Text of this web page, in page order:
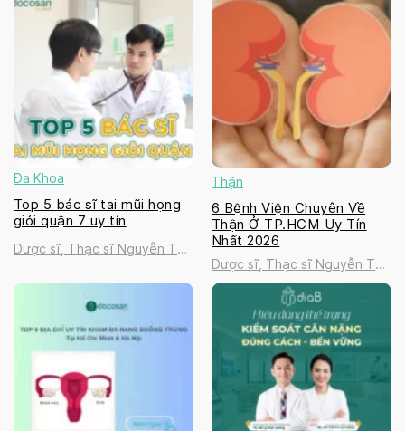
Đa Khoa
Top 5 bác sĩ tai mũi họng
giỏi quận 7 uy tín
Dược sĩ, Thạc sĩ Nguyễn Thị
Thận
6 Bệnh Viện Chuyên Về
Thận Ở TP.HCM Uy Tín
Nhất 2026
Dược sĩ, Thạc sĩ Nguyễn Thị
Thanh Tú